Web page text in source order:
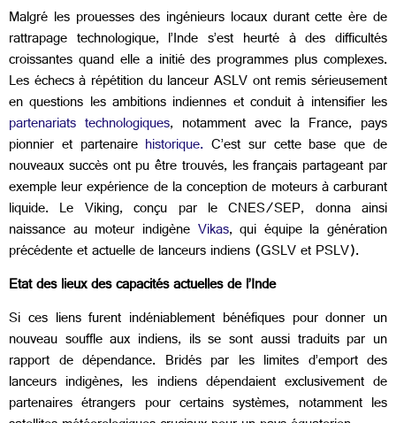
Malgré les prouesses des ingénieurs locaux durant cette ère de
rattrapage technologique, l’Inde s’est heurté à des difficultés
croissantes quand elle a initié des programmes plus complexes.
Les échecs à répétition du lanceur ASLV ont remis sérieusement
en questions les ambitions indiennes et conduit à intensifier les
partenariats technologiques, notamment avec la France, pays
pionnier et partenaire historique. C’est sur cette base que de
nouveaux succès ont pu être trouvés, les français partageant par
exemple leur expérience de la conception de moteurs à carburant
liquide. Le Viking, conçu par le CNES/SEP, donna ainsi
naissance au moteur indigène Vikas, qui équipe la génération
précédente et actuelle de lanceurs indiens (GSLV et PSLV).
Etat des lieux des capacités actuelles de l’Inde
Si ces liens furent indéniablement bénéfiques pour donner un
nouveau souffle aux indiens, ils se sont aussi traduits par un
rapport de dépendance. Bridés par les limites d’emport des
lanceurs indigènes, les indiens dépendaient exclusivement de
partenaires étrangers pour certains systèmes, notamment les